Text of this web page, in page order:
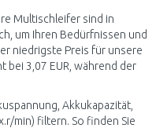
Multischleifer sind in
um Ihren Bedürfnissen und
niedrigste Preis für unsere
bei 3,07 EUR, während der
Akkukapazität,
min) filtern. So finden Sie